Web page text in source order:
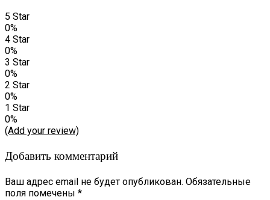
5 Star
0%
4 Star
0%
3 Star
0%
2 Star
0%
1 Star
0%
(Add your review)
Добавить комментарий
Ваш адрес email не будет опубликован. Обязательные
поля помечены *